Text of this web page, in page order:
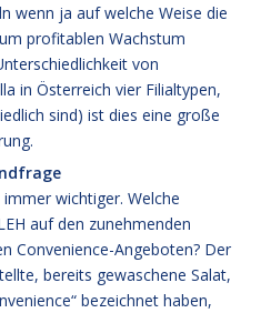
wenn ja auf welche Weise die
profitablen Wachstum
von
in Österreich vier Filialtypen,
sind) ist dies eine große
wichtiger. Welche
auf den zunehmenden
Convenience-Angeboten? Der
bereits gewaschene Salat,
bezeichnet haben,